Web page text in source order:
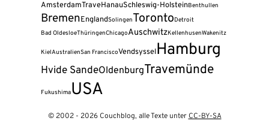
AmsterdamTraveHanauSchleswig-HolsteinBenthullen
BremenEnglandSolingenTorontoDetroit
Bad OldesloeThüringenChicagoAuschwitzKellenhusenWakenitz
KielAustralienSan FranciscoVendsysselHamburg
Hvide SandeOldenburgTravemünde
FukushimaUSA
© 2002 - 2026 Couchblog, alle Texte unter CC-BY-SA